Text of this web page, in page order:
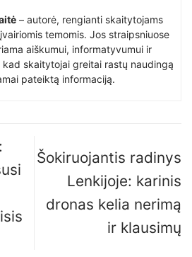
– autorė, rengianti skaitytojams
temomis. Jos straipsniuose
aiškumui, informatyvumui ir
skaitytojai greitai rastų naudingą
pateiktą informaciją.
Šokiruojantis radinys
Lenkijoje: karinis
dronas kelia nerimą
ir klausimų